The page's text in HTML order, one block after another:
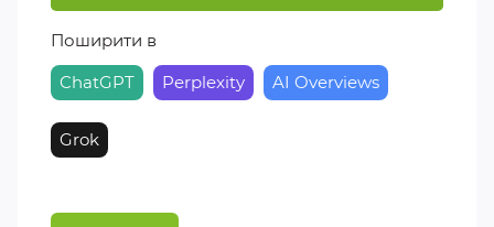
Поширити в
ChatGPT
Perplexity AI Overviews
Grok